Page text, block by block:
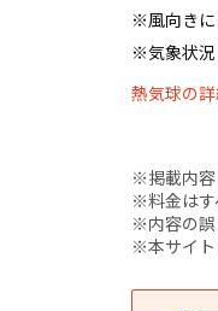
※風向きに
※気象状況
熱気球の
※掲載内容
※料金はす
※内容の誤
※本サイト